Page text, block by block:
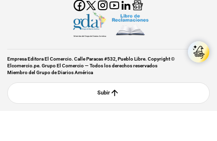
Miembro del Grupo de Diarios América
Empresa Editora El Comercio. Calle Paracas #532, Pueblo Libre. Copyright ©
Elcomercio.pe. Grupo El Comercio — Todos los derechos reservados
Miembro del Grupo de Diarios América
Subir